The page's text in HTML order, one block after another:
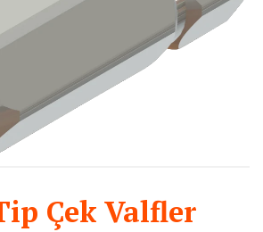
Çek Valfler